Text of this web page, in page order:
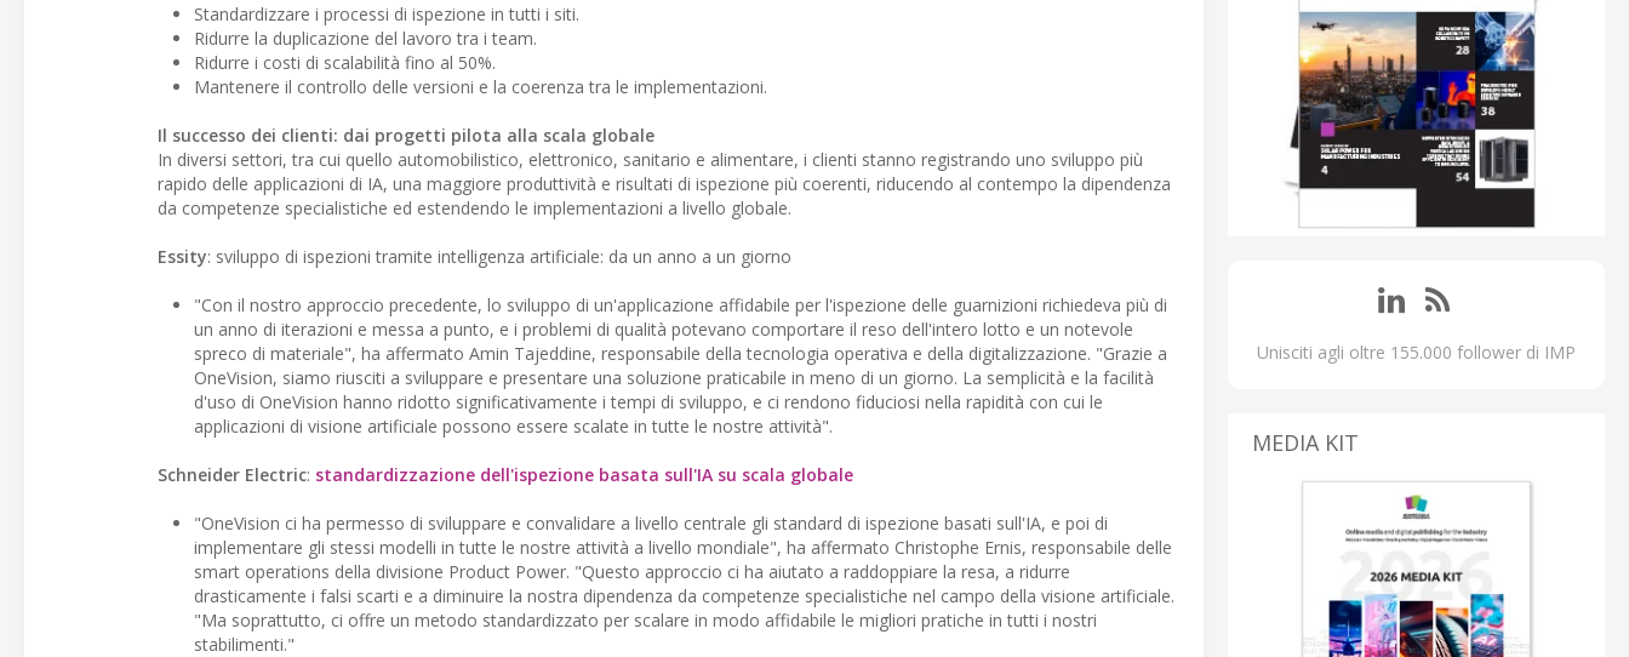
Standardizzare i processi di ispezione in tutti i siti.
Ridurre la duplicazione del lavoro tra i team.
Ridurre i costi di scalabilità fino al 50%.
Mantenere il controllo delle versioni e la coerenza tra le implementazioni.
Il successo dei clienti: dai progetti pilota alla scala globale
In diversi settori, tra cui quello automobilistico, elettronico, sanitario e alimentare, i clienti stanno registrando uno sviluppo più
rapido delle applicazioni di IA, una maggiore produttività e risultati di ispezione più coerenti, riducendo al contempo la dipendenza
da competenze specialistiche ed estendendo le implementazioni a livello globale.
Essity: sviluppo di ispezioni tramite intelligenza artificiale: da un anno a un giorno
"Con il nostro approccio precedente, lo sviluppo di un'applicazione affidabile per l'ispezione delle guarnizioni richiedeva più di
un anno di iterazioni e messa a punto, e i problemi di qualità potevano comportare il reso dell'intero lotto e un notevole
spreco di materiale", ha affermato Amin Tajeddine, responsabile della tecnologia operativa e della digitalizzazione. "Grazie a
OneVision, siamo riusciti a sviluppare e presentare una soluzione praticabile in meno di un giorno. La semplicità e la facilità
d'uso di OneVision hanno ridotto significativamente i tempi di sviluppo, e ci rendono fiduciosi nella rapidità con cui le
applicazioni di visione artificiale possono essere scalate in tutte le nostre attività".
Schneider Electric: standardizzazione dell'ispezione basata sull'IA su scala globale
"OneVision ci ha permesso di sviluppare e convalidare a livello centrale gli standard di ispezione basati sull'IA, e poi di
implementare gli stessi modelli in tutte le nostre attività a livello mondiale", ha affermato Christophe Ernis, responsabile delle
smart operations della divisione Product Power. "Questo approccio ci ha aiutato a raddoppiare la resa, a ridurre
drasticamente i falsi scarti e a diminuire la nostra dipendenza da competenze specialistiche nel campo della visione artificiale.
"Ma soprattutto, ci offre un metodo standardizzato per scalare in modo affidabile le migliori pratiche in tutti i nostri
stabilimenti."
Unisciti agli oltre 155.000 follower di IMP
MEDIA KIT